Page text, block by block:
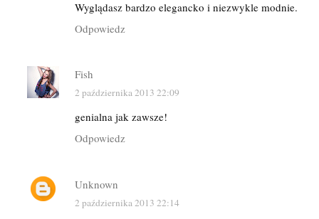
Wyglądasz bardzo elegancko i niezwykle modnie.
Odpowiedz
Fish
2 października 2013 22:09
genialna jak zawsze!
Odpowiedz
Unknown
2 października 2013 22:14